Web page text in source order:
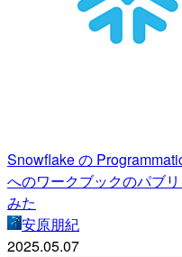
Snowflake の
へのワークブックのパブ
みた
安原朋紀
2025.05.07